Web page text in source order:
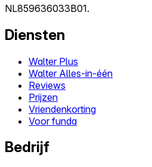
NL859636033B01.
Diensten
Walter Plus
Walter Alles-in-één
Reviews
Prijzen
Vriendenkorting
Voor funda
Bedrijf